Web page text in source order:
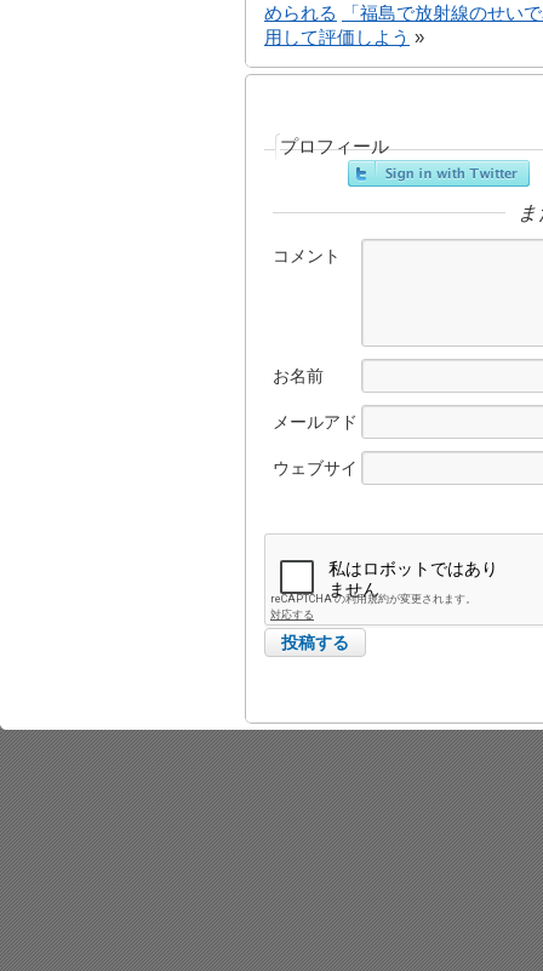
められる
「福島で放射線のせい
用して評価しよう »
プロフィール
コメント
お名前
メールアド
ウェブサイ